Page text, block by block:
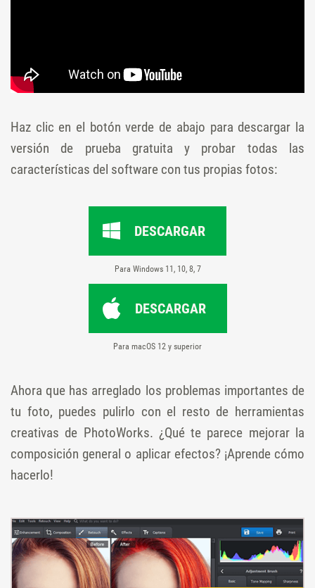
Haz clic en el botón verde de abajo para descargar la
versión de prueba gratuita y probar todas las
características del software con tus propias fotos:
DESCARGAR
Para Windows 11, 10, 8, 7
DESCARGAR
Para macOS 12 y superior
Ahora que has arreglado los problemas importantes de
tu foto, puedes pulirlo con el resto de herramientas
creativas de PhotoWorks. ¿Qué te parece mejorar la
composición general o aplicar efectos? ¡Aprende cómo
hacerlo!